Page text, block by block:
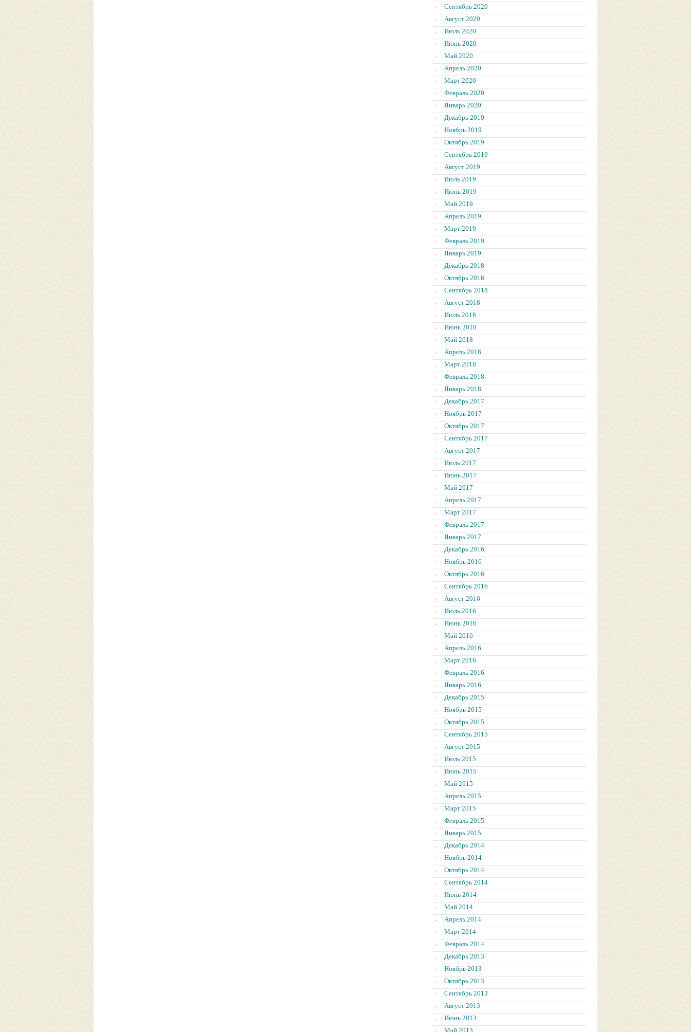
Сентябрь 2020
Август 2020
Июль 2020
Июнь 2020
Май 2020
Апрель 2020
Март 2020
Февраль 2020
Январь 2020
Декабрь 2019
Ноябрь 2019
Октябрь 2019
Сентябрь 2019
Август 2019
Июль 2019
Июнь 2019
Май 2019
Апрель 2019
Март 2019
Февраль 2019
Январь 2019
Декабрь 2018
Октябрь 2018
Сентябрь 2018
Август 2018
Июль 2018
Июнь 2018
Май 2018
Апрель 2018
Март 2018
Февраль 2018
Январь 2018
Декабрь 2017
Ноябрь 2017
Октябрь 2017
Сентябрь 2017
Август 2017
Июль 2017
Июнь 2017
Май 2017
Апрель 2017
Март 2017
Февраль 2017
Январь 2017
Декабрь 2016
Ноябрь 2016
Октябрь 2016
Сентябрь 2016
Август 2016
Июль 2016
Июнь 2016
Май 2016
Апрель 2016
Март 2016
Февраль 2016
Январь 2016
Декабрь 2015
Ноябрь 2015
Октябрь 2015
Сентябрь 2015
Август 2015
Июль 2015
Июнь 2015
Май 2015
Апрель 2015
Март 2015
Февраль 2015
Январь 2015
Декабрь 2014
Ноябрь 2014
Октябрь 2014
Сентябрь 2014
Июнь 2014
Май 2014
Апрель 2014
Март 2014
Февраль 2014
Декабрь 2013
Ноябрь 2013
Октябрь 2013
Сентябрь 2013
Август 2013
Июнь 2013
Май 2013